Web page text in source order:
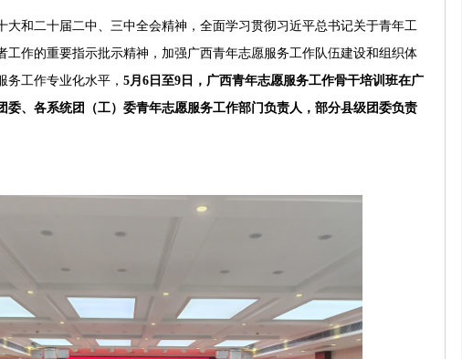
大和二十届二中、三中全会精神，全面学习贯彻习近平总书记关于青年工
工作的重要指示批示精神，加强广西青年志愿服务工作队伍建设和组织体
务工作专业化水平， 5月6日至9日，广西青年志愿服务工作骨干培训班在广
委、各系统团（工）委青年志愿服务工作部门负责人，部分县级团委负责